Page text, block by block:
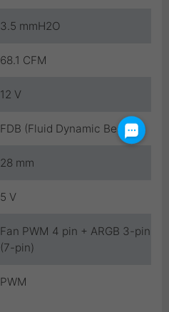
3.5 mmH2O
68.1 CFM
12 V
FDB (Fluid Dynamic Bearing)
28 mm
5 V
Fan PWM 4 pin + ARGB 3-pin
(7-pin)
PWM